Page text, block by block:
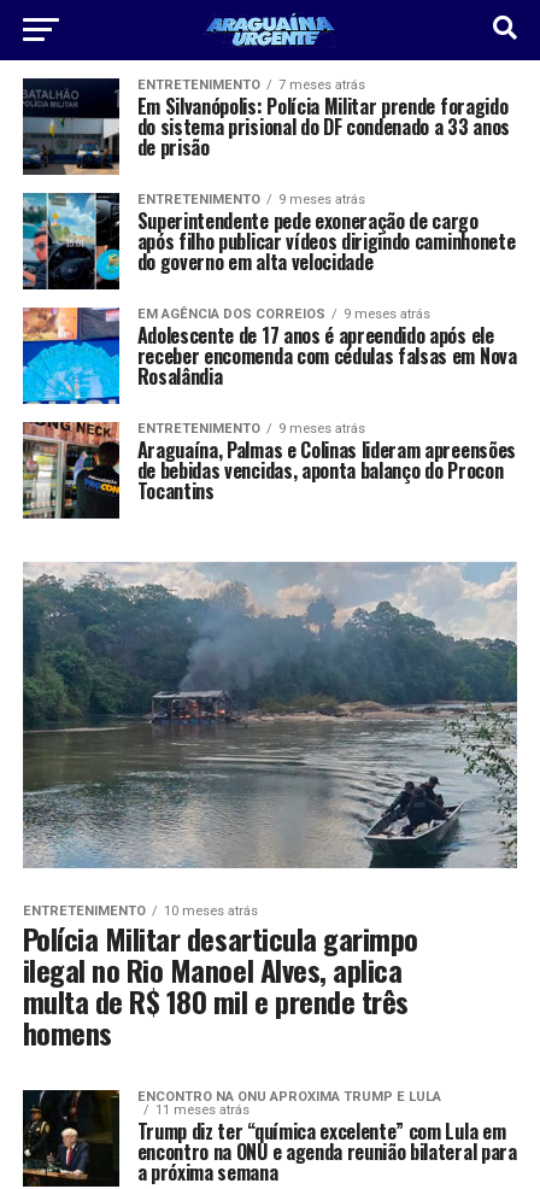
ENTRETENIMENTO 7 meses atrás
Em Silvanópolis: Polícia Militar prende foragido
do sistema prisional do DF condenado a 33 anos
de prisão
ENTRETENIMENTO 9 meses atrás
Superintendente pede exoneração de cargo
após filho publicar vídeos dirigindo caminhonete
do governo em alta velocidade
EM AGÊNCIA DOS CORREIOS 9 meses atrás
Adolescente de 17 anos é apreendido após ele
receber encomenda com cédulas falsas em Nova
Rosalândia
ENTRETENIMENTO 9 meses atrás
Araguaína, Palmas e Colinas lideram apreensões
de bebidas vencidas, aponta balanço do Procon
Tocantins
ENTRETENIMENTO 10 meses atrás
Polícia Militar desarticula garimpo
ilegal no Rio Manoel Alves, aplica
multa de R$ 180 mil e prende três
homens
ENCONTRO NA ONU APROXIMA TRUMP E LULA
11 meses atrás
Trump diz ter “química excelente” com Lula em
encontro na ONU e agenda reunião bilateral para
a próxima semana